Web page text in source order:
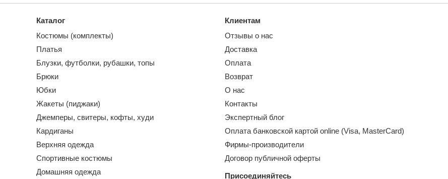
Каталог
Костюмы (комплекты)
Платья
Блузки, футболки, рубашки, топы
Брюки
Юбки
Жакеты (пиджаки)
Джемперы, свитеры, кофты, худи
Кардиганы
Верхняя одежда
Спортивные костюмы
Домашняя одежда
Клиентам
Отзывы о нас
Доставка
Оплата
Возврат
О нас
Контакты
Экспертный блог
Оплата банковской картой online (Visa, MasterCard)
Фирмы-производители
Договор публичной оферты
Присоединяйтесь